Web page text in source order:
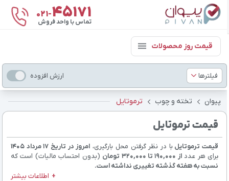
021-۴۵۱۷۱
تماس با واحد فروش
قیمت روز محصولات
فیلترها ارزش افزوده
پیوان تخته و چوب ترموتایل
قیمت ترموتایل
قیمت ترموتایل با در نظر گرفتن محل بارگیری، امروز در تاریخ ۱۷ مرداد ۱۴۰۵
برای هر عدد از 190,000 تا 320,000 تومان
(بدون احتساب مالیات) است که
نسبت به هفته گذشته تغییری نداشته است.
اطلاعات بیشتر